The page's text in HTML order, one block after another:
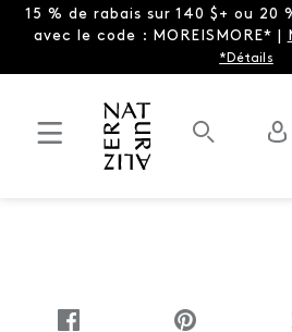
15 % de rabais sur 140 $+ ou 20
avec le code : MOREISMORE* |
*Détails